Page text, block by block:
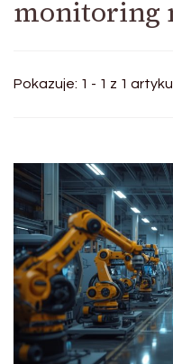
monitoring
Pokazuje: 1 - 1 z 1